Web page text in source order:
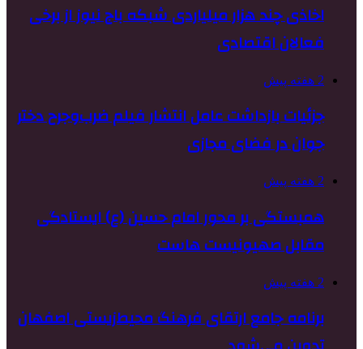
اخاذی چند هزار میلیاردی شبکه باج نیوز از برخی
فعالان اقتصادی
2 هفته پیش
جزئیات بازداشت عامل انتشار فیلم ضرب‌وجرح دختر
جوان در فضای مجازی
2 هفته پیش
همبستگی بر محور امام حسین (ع) ایستادگی
مقابل صهیونیست هاست
2 هفته پیش
برنامه جامع ارتقای فرهنگ محیط‌زیستی اصفهان